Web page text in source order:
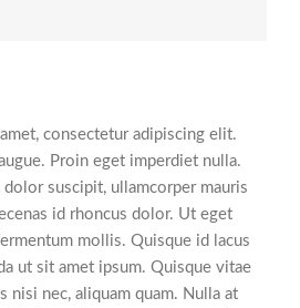
consectetur adipiscing elit.
Proin eget imperdiet nulla.
suscipit, ullamcorper mauris
id rhoncus dolor. Ut eget
mollis. Quisque id lacus
ut sit amet ipsum. Quisque vitae
nisi nec, aliquam quam. Nulla at